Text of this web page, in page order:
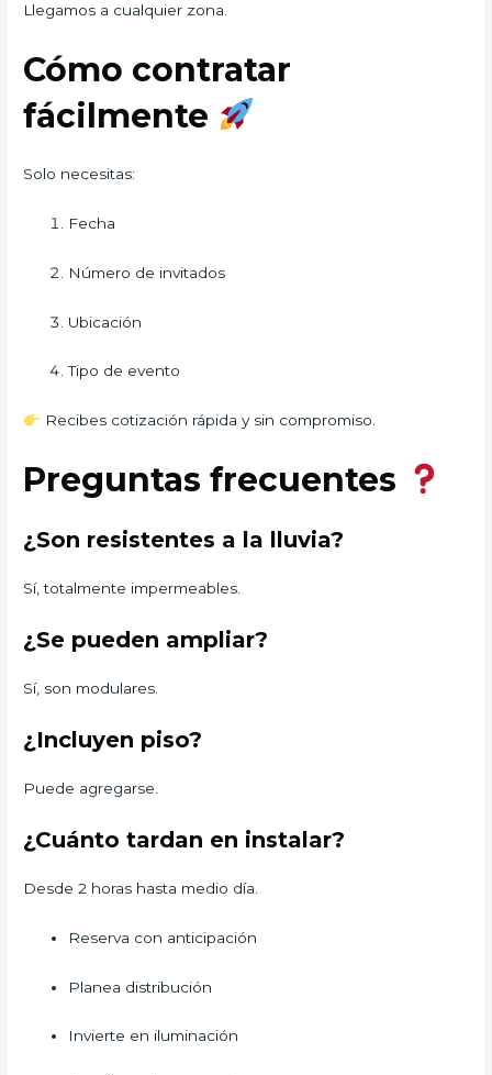
Llegamos a cualquier zona.
Cómo contratar
fácilmente
Solo necesitas:
Fecha
Número de invitados
Ubicación
Tipo de evento
Recibes cotización rápida y sin compromiso.
Preguntas frecuentes
¿Son resistentes a la lluvia?
Sí, totalmente impermeables.
¿Se pueden ampliar?
Sí, son modulares.
¿Incluyen piso?
Puede agregarse.
¿Cuánto tardan en instalar?
Desde 2 horas hasta medio día.
Reserva con anticipación
Planea distribución
Invierte en iluminación